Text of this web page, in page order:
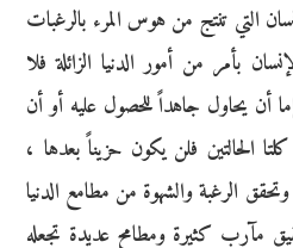
التي تنتج من هوس المرء بالرغبات
بأمر من أمور الدنيا الزائلة فلا
يحاول جاهداً للحصول عليه أو أن
الحالتين فلن يكون حزيناً بعدها ،
الرغبة والشهوة من مطامع الدنيا
مآرب كثيرة ومطامح عديدة تجعله